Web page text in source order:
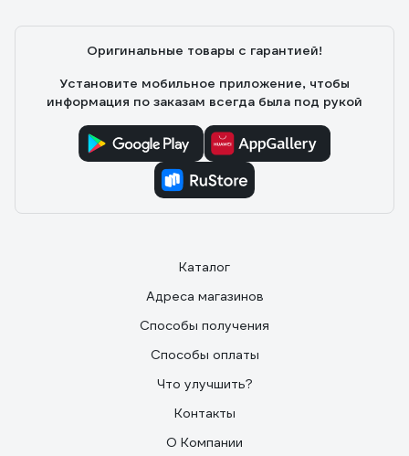
Оригинальные товары с гарантией!
Установите мобильное приложение, чтобы
информация по заказам всегда была под рукой
Каталог
Адреса магазинов
Способы получения
Способы оплаты
Что улучшить?
Контакты
О Компании